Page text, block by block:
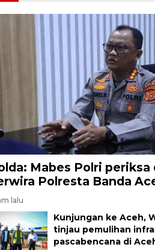
Mabes Polri periksa
Polresta Banda
lalu
Kunjungan ke Aceh,
tinjau pemulihan
pascabencana di